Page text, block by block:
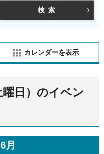
カレンダーを表示
日）のイベン
6月